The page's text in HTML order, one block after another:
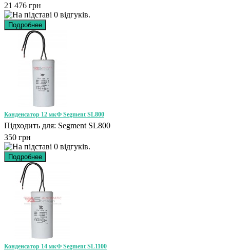
21 476 грн
Конденсатор 12 мкФ Segment SL800
Підходить для: Segment SL800
350 грн
Конденсатор 14 мкФ Segment SL1100